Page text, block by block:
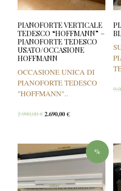
PIANOFORTE VERTICALE
TEDESCO “HOFFMANN” –
PIANOFORTE TEDESCO
USATO/OCCASIONE
HOFFMANN
OCCASIONE UNICA DI
PIANOFORTE TEDESCO
"HOFFMANN"..
2.990,00€2.690,00€
%